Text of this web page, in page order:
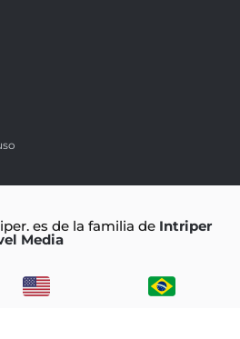
es de la familia de Intriper
Media